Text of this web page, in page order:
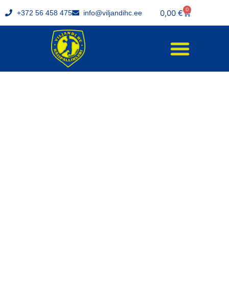
+372 56 458 475 info@viljandihc.ee 0,00 € 0